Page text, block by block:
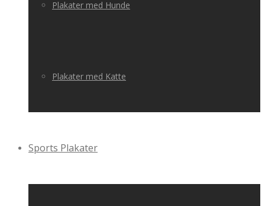
Plakater med Hunde
Plakater med Katte
Sports Plakater